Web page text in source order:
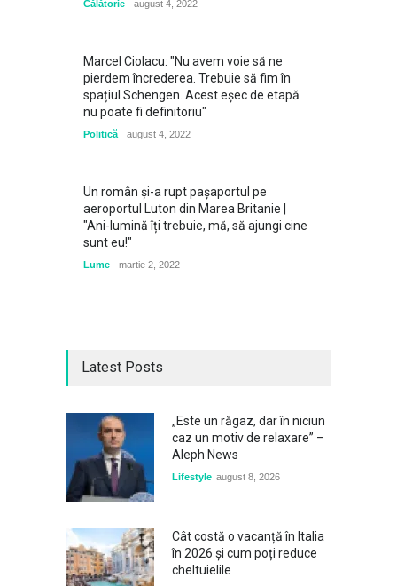
Călătorie august 4, 2022
Marcel Ciolacu: "Nu avem voie să ne
pierdem încrederea. Trebuie să fim în
spațiul Schengen. Acest eșec de etapă
nu poate fi definitoriu"
Politică august 4, 2022
Un român și-a rupt pașaportul pe
aeroportul Luton din Marea Britanie |
"Ani-lumină îți trebuie, mă, să ajungi cine
sunt eu!"
Lume martie 2, 2022
Latest Posts
„Este un răgaz, dar în niciun
caz un motiv de relaxare” –
Aleph News
Lifestyle august 8, 2026
Cât costă o vacanță în Italia
în 2026 și cum poți reduce
cheltuielile